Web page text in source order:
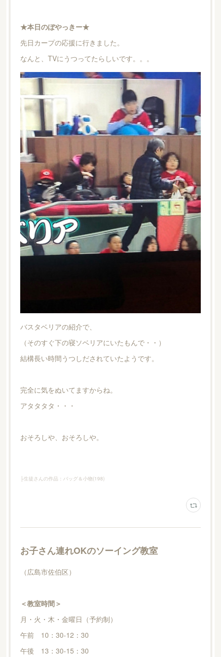
★本日のぼやっきー★
先日カープの応援に行きました。
なんと、TVにうつってたらしいです。。。
バスタベリアの紹介で、
（そのすぐ下の寝ソベリアにいたもんで・・）
結構長い時間うつしだされていたようです。
完全に気をぬいてますからね。
アタタタタ・・・
おそろしや、おそろしや。
├生徒さんの作品：バッグ＆小物(198)
お子さん連れOKのソーイング教室
（広島市佐伯区）
＜教室時間＞
月・火・木・金曜日（予約制）
午前 10：30-12：30
午後 13：30-15：30